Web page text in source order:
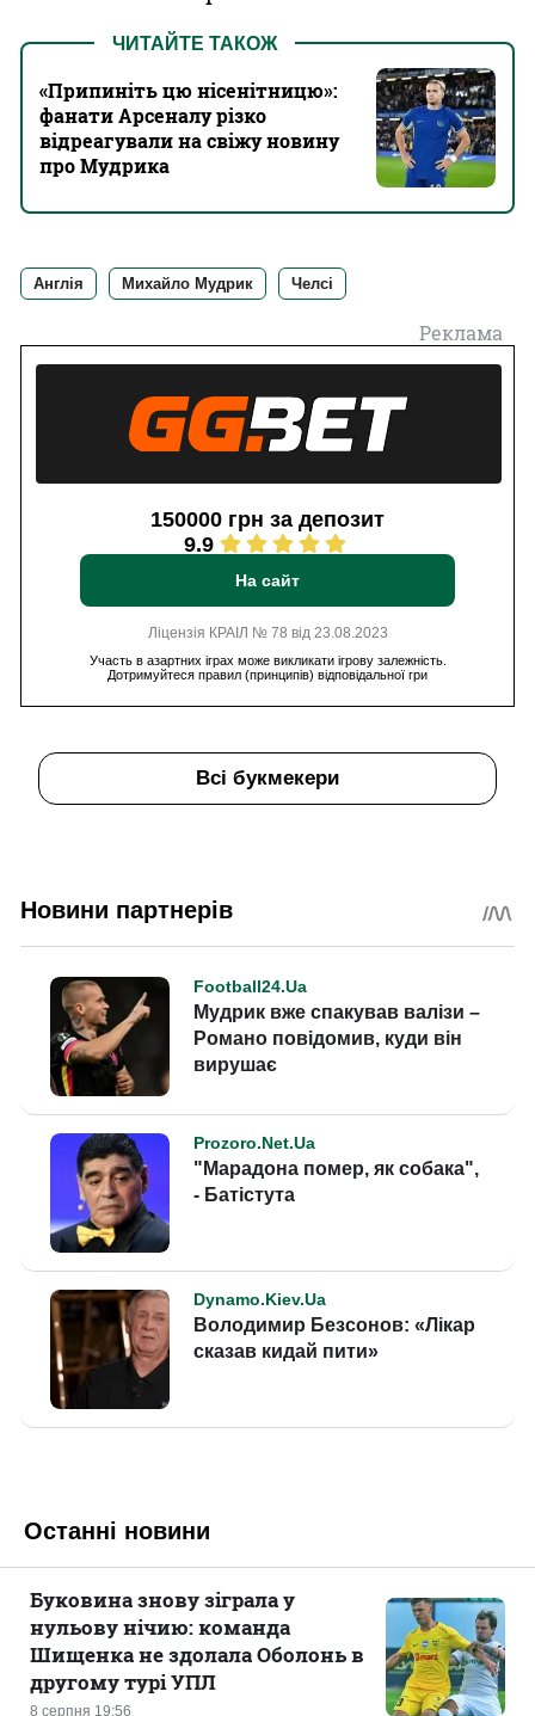
ЧИТАЙТЕ ТАКОЖ
«Припиніть цю нісенітницю»:
фанати Арсеналу різко
відреагували на свіжу новину
про Мудрика
Англія Михайло Мудрик Челсі
Реклама
150000 грн за депозит
9.9
На сайт
Ліцензія КРАІЛ № 78 від 23.08.2023
Участь в азартних іграх може викликати ігрову залежність.
Дотримуйтеся правил (принципів) відповідальної гри
Всі букмекери
Останні новини
8 серпня 19:56
Буковина знову зіграла у
нульову нічию: команда
Шищенка не здолала Оболонь в
другому турі УПЛ